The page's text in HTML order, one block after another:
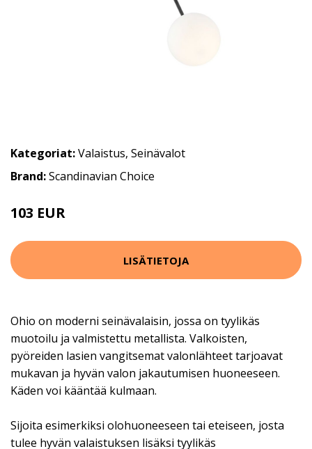
Kategoriat:Valaistus, Seinävalot
Brand:Scandinavian Choice
103 EUR
LISÄTIETOJA
Ohio on moderni seinävalaisin, jossa on tyylikäs
muotoilu ja valmistettu metallista. Valkoisten,
pyöreiden lasien vangitsemat valonlähteet tarjoavat
mukavan ja hyvän valon jakautumisen huoneeseen.
Käden voi kääntää kulmaan.
Sijoita esimerkiksi olohuoneeseen tai eteiseen, josta
tulee hyvän valaistuksen lisäksi tyylikäs